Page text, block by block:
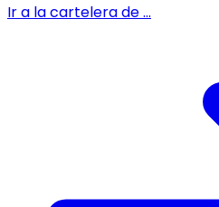
Ir a la cartelera de...